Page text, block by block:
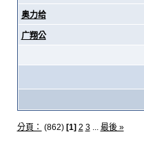
奥力给
广翔公
分頁： (862) [1] 2 3... 最後 »